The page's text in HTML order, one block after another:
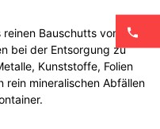
Bauschutts vom
bei der Entsorgung zu
Kunststoffe, Folien
rein mineralischen Abfällen